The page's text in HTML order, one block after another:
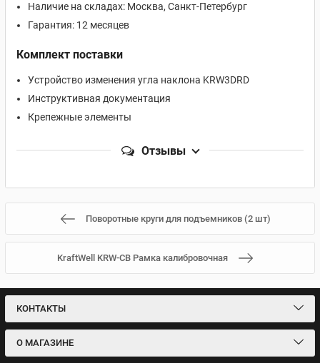
Наличие на складах: Москва, Санкт-Петербург
Гарантия: 12 месяцев
Комплект поставки
Устройство изменения угла наклона KRW3DRD
Инструктивная документация
Крепежные элементы
Отзывы
Поворотные круги для подъемников (2 шт)
KraftWell KRW-CB Рамка калибровочная
КОНТАКТЫ
О МАГАЗИНЕ